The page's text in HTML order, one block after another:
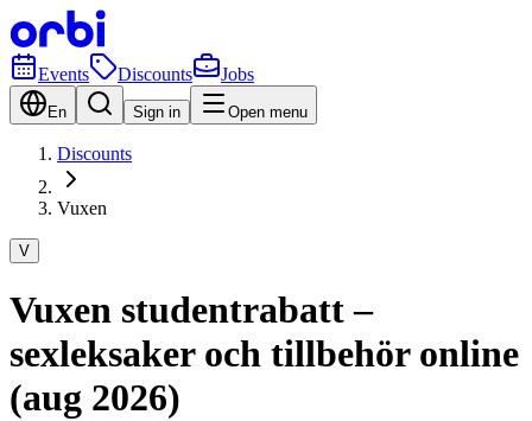
Events Discounts Jobs
En Sign in Open menu
Discounts
Vuxen
V
Vuxen studentrabatt –
sexleksaker och tillbehör online
(aug 2026)